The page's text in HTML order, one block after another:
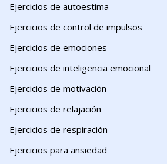
Ejercicios de autoestima
Ejercicios de control de impulsos
Ejercicios de emociones
Ejercicios de inteligencia emocional
Ejercicios de motivación
Ejercicios de relajación
Ejercicios de respiración
Ejercicios para ansiedad